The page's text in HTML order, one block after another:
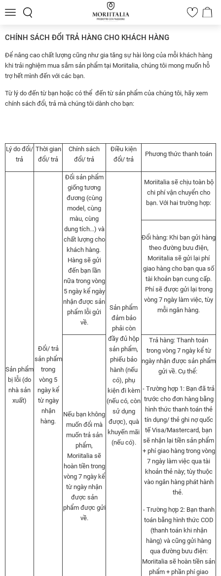
Toggle
0
CHÍNH SÁCH ĐỔI TRẢ HÀNG CHO KHÁCH HÀNG
Để nâng cao chất lượng cũng như gia tăng sự hài lòng của mỗi khách hàng
khi trải nghiệm mua sắm sản phẩm tại Moriitalia, chúng tôi mong muốn hỗ
trợ hết mình đến với các bạn.
Từ lý do đến từ bạn hoặc có thể đến từ sản phẩm của chúng tôi, hãy xem
chính sách đổi, trả mà chúng tôi dành cho bạn:
Lý do đổi/
trả
Thời gian
đổi/ trả
Chính sách
đổi/ trả
Điều kiện
đổi/ trả
Phương thức thanh toán
Sản phẩm
bị lỗi (do
nhà sản
xuất)
Đổi/ trả
sản phẩm
trong
vòng 5
ngày kể
từ ngày
nhận
hàng.
Đổi sản phẩm
giống tương
đương (cùng
model, cùng
màu, cùng
dung tích...) và
chất lượng cho
khách hàng.
Hàng sẽ gửi
đến bạn lần
nữa trong vòng
5 ngày kể ngày
nhận được sản
phẩm lỗi gửi
về.
Sản phẩm
đảm bảo
phải còn
đầy đủ hộp
sản phẩm,
phiếu bảo
hành (nếu
có), phụ
kiện đi kèm
(nếu có, còn
sử dụng
được), quà
khuyến mãi
(nếu có).
Moriitalia sẽ chịu toàn bộ
chi phí vận chuyển cho
bạn. Với hai trường hợp:
Đổi hàng: Khi bạn gửi hàng
theo đường bưu điện,
Moriitalia sẽ gửi lại phí
giao hàng cho bạn qua số
tài khoản bạn cung cấp.
Phí sẽ được gửi lại trong
vòng 7 ngày làm việc, tùy
mỗi ngân hàng.
Nếu bạn không
muốn đổi mà
muốn trả sản
phẩm,
Moriitalia sẽ
hoàn tiền trong
vòng 7 ngày kể
từ ngày nhận
được sản
phẩm được gửi
về.
Trả hàng: Thanh toán
trong vòng 7 ngày kể từ
ngày nhận được sản phẩm
gửi về. Cụ thể:
- Trường hợp 1: Bạn đã trả
trước cho đơn hàng bằng
hình thức thanh toán thẻ
tín dụng/ thẻ ghi nợ quốc
tế Visa/Mastercard, bạn
sẽ nhận lại tiền sản phẩm
+ phí giao hàng trong vòng
7 ngày làm việc qua tài
khoản thẻ này; tùy thuộc
vào ngân hàng phát hành
thẻ.
- Trường hợp 2: Bạn thanh
toán bằng hình thức COD
(thanh toán khi nhận
hàng) và cũng gửi hàng
qua đường bưu điện:
Moriitalia sẽ hoàn tiền sản
phẩm + phần phí giao